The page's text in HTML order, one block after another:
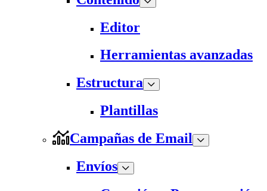
Editor
Herramientas avanzadas
Estructura
Plantillas
Campañas de Email
Envíos